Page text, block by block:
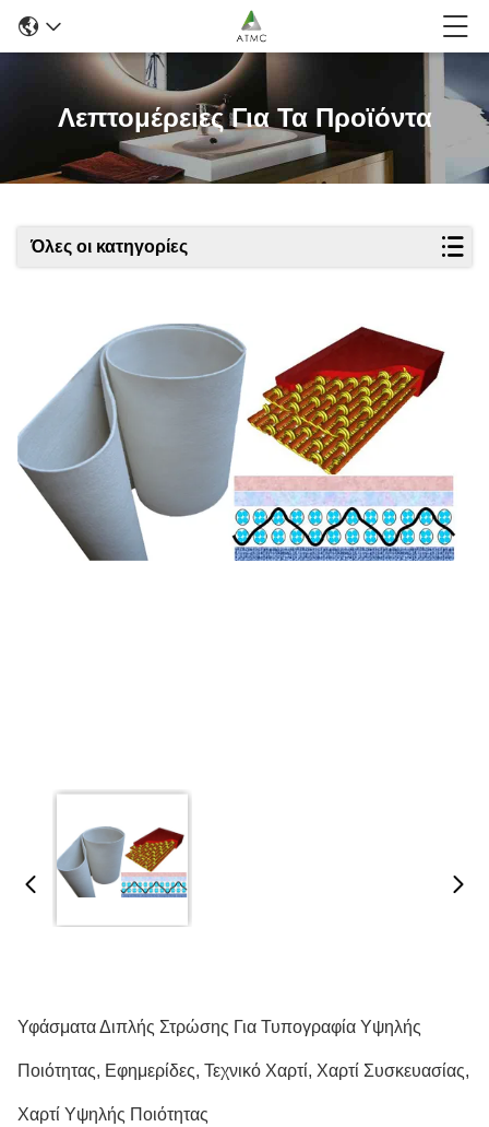
Λεπτομέρειες Για Τα Προϊόντα
Όλες οι κατηγορίες
Υφάσματα Διπλής Στρώσης Για Τυπογραφία Υψηλής
Ποιότητας, Εφημερίδες, Τεχνικό Χαρτί, Χαρτί Συσκευασίας,
Χαρτί Υψηλής Ποιότητας